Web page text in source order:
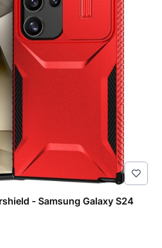
- Samsung Galaxy S24